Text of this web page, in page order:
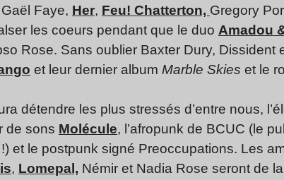
Faye, Her, Feu! Chatterton, Gregory
les coeurs pendant que le duo Amadou
Rose. Sans oublier Baxter Dury, Dissident
et leur dernier album Marble Skies et le
détendre les plus stressés d’entre nous,
de sons Molécule, l’afropunk de BCUC (le
et le postpunk signé Preoccupations. Les
, Lomepal, Némir et Nadia Rose seront de